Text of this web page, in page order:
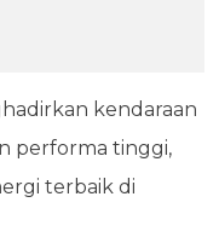
kendaraan
performa tinggi,
terbaik di